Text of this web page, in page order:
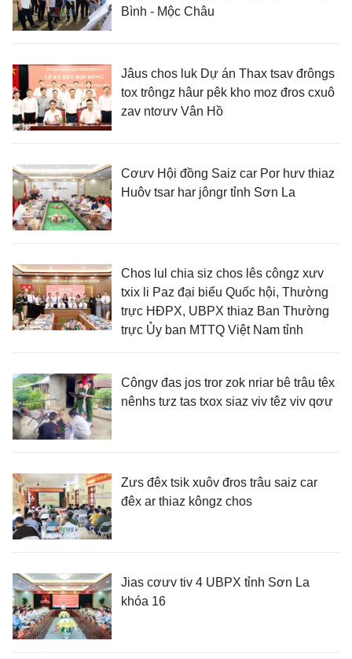
Bình - Mộc Châu
Jâus chos luk Dự án Thax tsav đrôngs
tox trôngz hâur pêk kho moz đros cxuô
zav ntơưv Vân Hồ
Cơưv Hội đồng Saiz car Por hưv thiaz
Huôv tsar har jôngr tỉnh Sơn La
Chos lul chia siz chos lês côngz xưv
txix li Paz đại biểu Quốc hội, Thường
trực HĐPX, UBPX thiaz Ban Thường
trực Ủy ban MTTQ Việt Nam tỉnh
Côngv đas jos tror zok nriar bê trâu têx
nênhs tưz tas txox siaz viv têz viv qơư
Zưs đêx tsik xuôv đros trâu saiz car
đêx ar thiaz kôngz chos
Jias cơưv tiv 4 UBPX tỉnh Sơn La
khóa 16